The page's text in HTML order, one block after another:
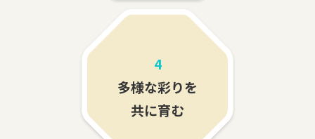
4
多様な彩りを
共に育む